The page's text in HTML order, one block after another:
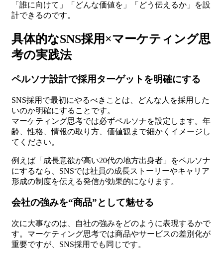
「誰に向けて」「どんな価値を」「どう伝えるか」を設
計できるのです。
具体的なSNS採用×マーケティング思
考の実践法
ペルソナ設計で採用ターゲットを明確にする
SNS採用で最初にやるべきことは、どんな人を採用した
いのか明確にすることです。
マーケティング思考では必ずペルソナを設定します。年
齢、性格、情報の取り方、価値観まで細かくイメージし
てください。
例えば「成長意欲が高い20代の地方出身者」をペルソナ
にするなら、SNSでは社員の成長ストーリーやキャリア
形成の制度を伝える発信が効果的になります。
会社の強みを“商品”として魅せる
次に大事なのは、自社の強みをどのように表現するかで
す。マーケティング思考では商品やサービスの差別化が
重要ですが、SNS採用でも同じです。